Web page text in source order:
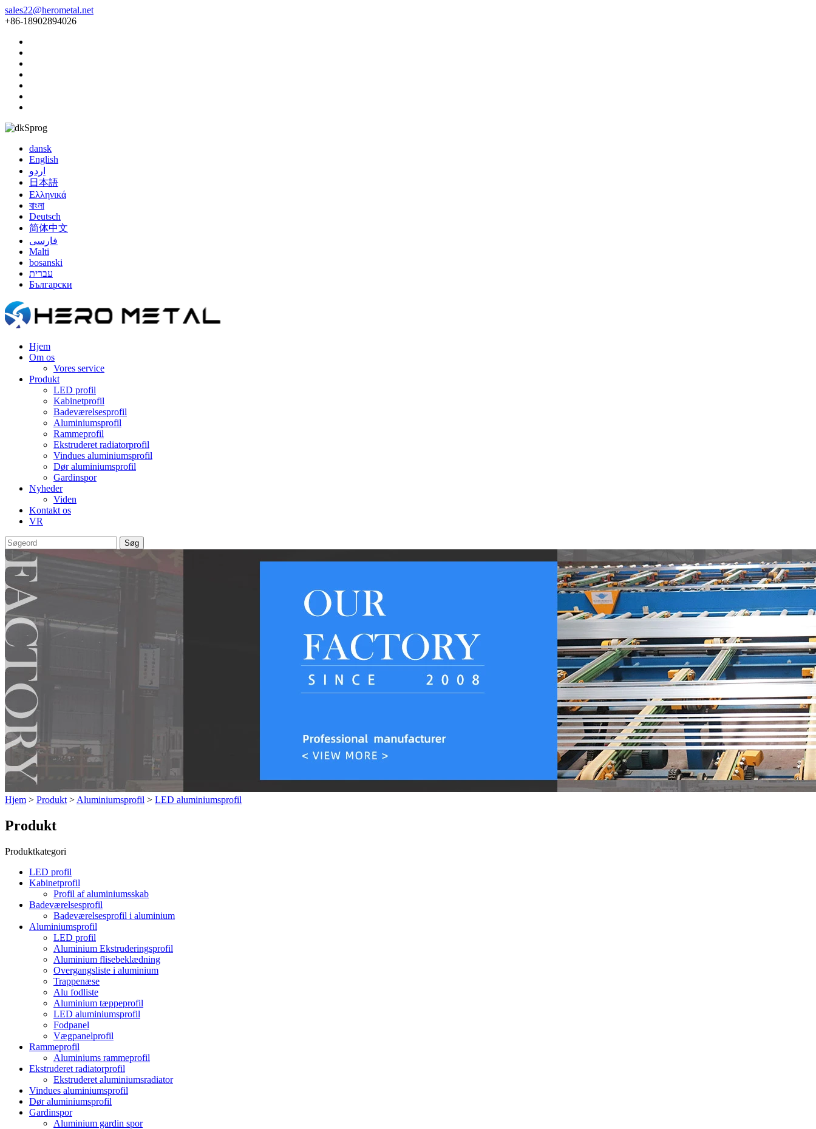
sales22@herometal.net
+86-18902894026
Sprog
dansk
English
اردو
日本語
Ελληνικά
বাংলা
Deutsch
简体中文
فارسی
Malti
bosanski
עברית
Български
Hjem
Om os
Vores service
Produkt
LED profil
Kabinetprofil
Badeværelsesprofil
Aluminiumsprofil
Rammeprofil
Ekstruderet radiatorprofil
Vindues aluminiumsprofil
Dør aluminiumsprofil
Gardinspor
Nyheder
Viden
Kontakt os
VR
Hjem > Produkt > Aluminiumsprofil > LED aluminiumsprofil
Produkt
Produktkategori
LED profil
Kabinetprofil
Profil af aluminiumsskab
Badeværelsesprofil
Badeværelsesprofil i aluminium
Aluminiumsprofil
LED profil
Aluminium Ekstruderingsprofil
Aluminium flisebeklædning
Overgangsliste i aluminium
Trappenæse
Alu fodliste
Aluminium tæppeprofil
LED aluminiumsprofil
Fodpanel
Vægpanelprofil
Rammeprofil
Aluminiums rammeprofil
Ekstruderet radiatorprofil
Ekstruderet aluminiumsradiator
Vindues aluminiumsprofil
Dør aluminiumsprofil
Gardinspor
Aluminium gardin spor